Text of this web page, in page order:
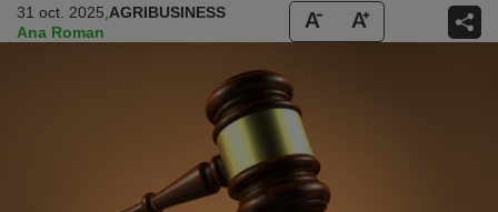
31 oct. 2025, AGRIBUSINESS
Ana Roman